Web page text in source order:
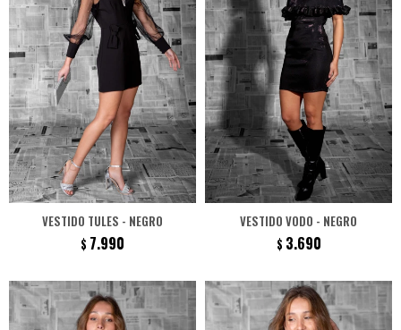
VESTIDO TULES - NEGRO
$ 7.990
VESTIDO VODO - NEGRO
$ 3.690